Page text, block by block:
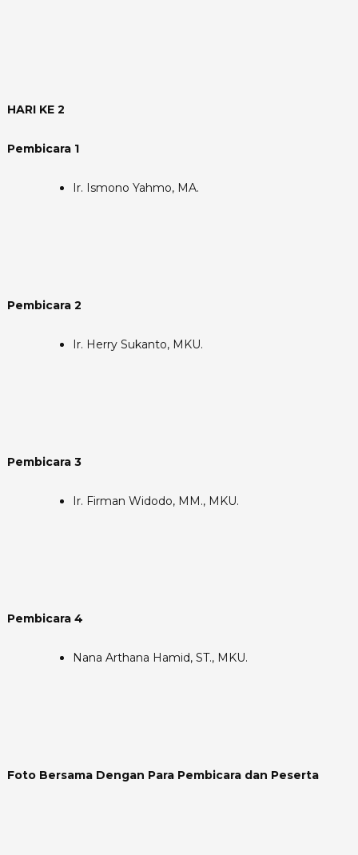
HARI KE 2
Pembicara 1
Ir. Ismono Yahmo, MA.
Pembicara 2
Ir. Herry Sukanto, MKU.
Pembicara 3
Ir. Firman Widodo, MM., MKU.
Pembicara 4
Nana Arthana Hamid, ST., MKU.
Foto Bersama Dengan Para Pembicara dan Peserta